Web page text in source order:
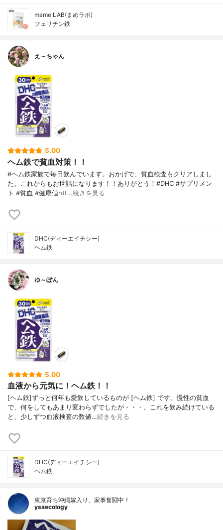
mame LAB(まめラボ)
フェリチン鉄
え～ちゃん
5.00
ヘム鉄で貧血対策！！
#ヘム鉄家族で毎日飲んでいます。おかげで、貧血検査もクリアしまし
た。これからもお世話になります！！ありがとう！#DHC #サプリメン
ト #貧血 #健康値htt…続きを見る
DHC(ディーエイチシー)
ヘム鉄
ゆ～ぽん
5.00
血液から元気に！ヘム鉄！！
[ヘム鉄]ずっと何年も愛飲しているものが [ヘム鉄] です。慢性の貧血
で、何をしてもあまり変わらずでしたが・・・。これを飲み続けている
と、少しずつ血液検査の数値…続きを見る
DHC(ディーエイチシー)
ヘム鉄
東京育ち沖縄嫁入り、家事奮闘中！
ysaecology